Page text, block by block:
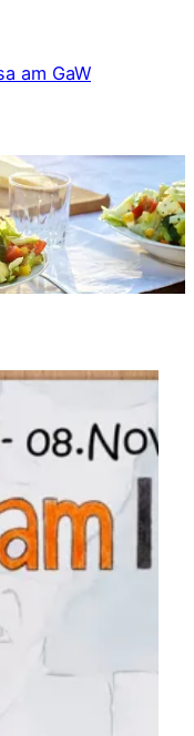
am GaW